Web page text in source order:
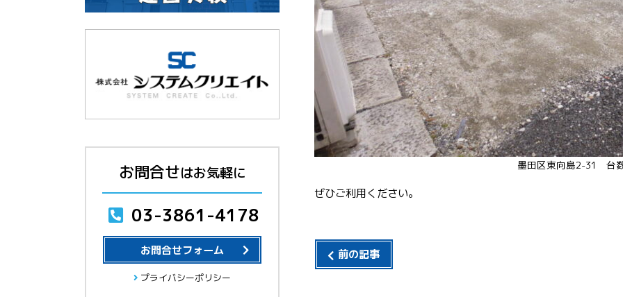
墨田区東向島2-31 台
ぜひご利用ください。
前の記事
お問合せはお気軽に
03-3861-4178
お問合せフォーム
プライバシーポリシー